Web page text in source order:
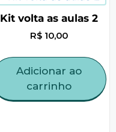
Kit volta as aulas 2
R$10,00
Adicionar ao
carrinho